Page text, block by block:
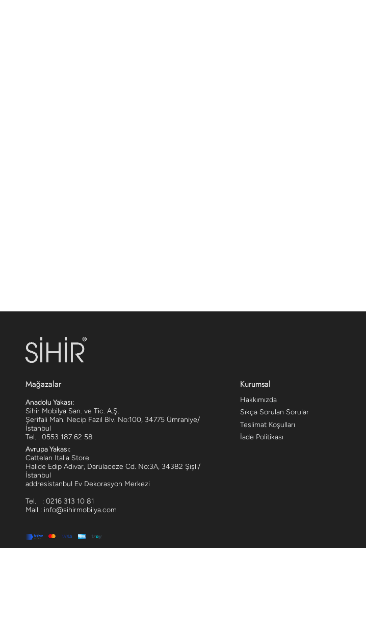
Mağazalar
Anadolu Yakası:
Sihir Mobilya San. ve Tic. A.Ş.
Şerifali Mah. Necip Fazıl Blv. No:100, 34775 Ümraniye/
İstanbul
Tel. : 0553 187 62 58
Avrupa Yakası:
Cattelan Italia Store
Halide Edip Adıvar, Darülaceze Cd. No:3A, 34382 Şişli/
İstanbul
addresistanbul Ev Dekorasyon Merkezi
Tel. : 0216 313 10 81
Mail : info@sihirmobilya.com
Kurumsal
Hakkımızda
Sıkça Sorulan Sorular
Teslimat Koşulları
İade Politikası